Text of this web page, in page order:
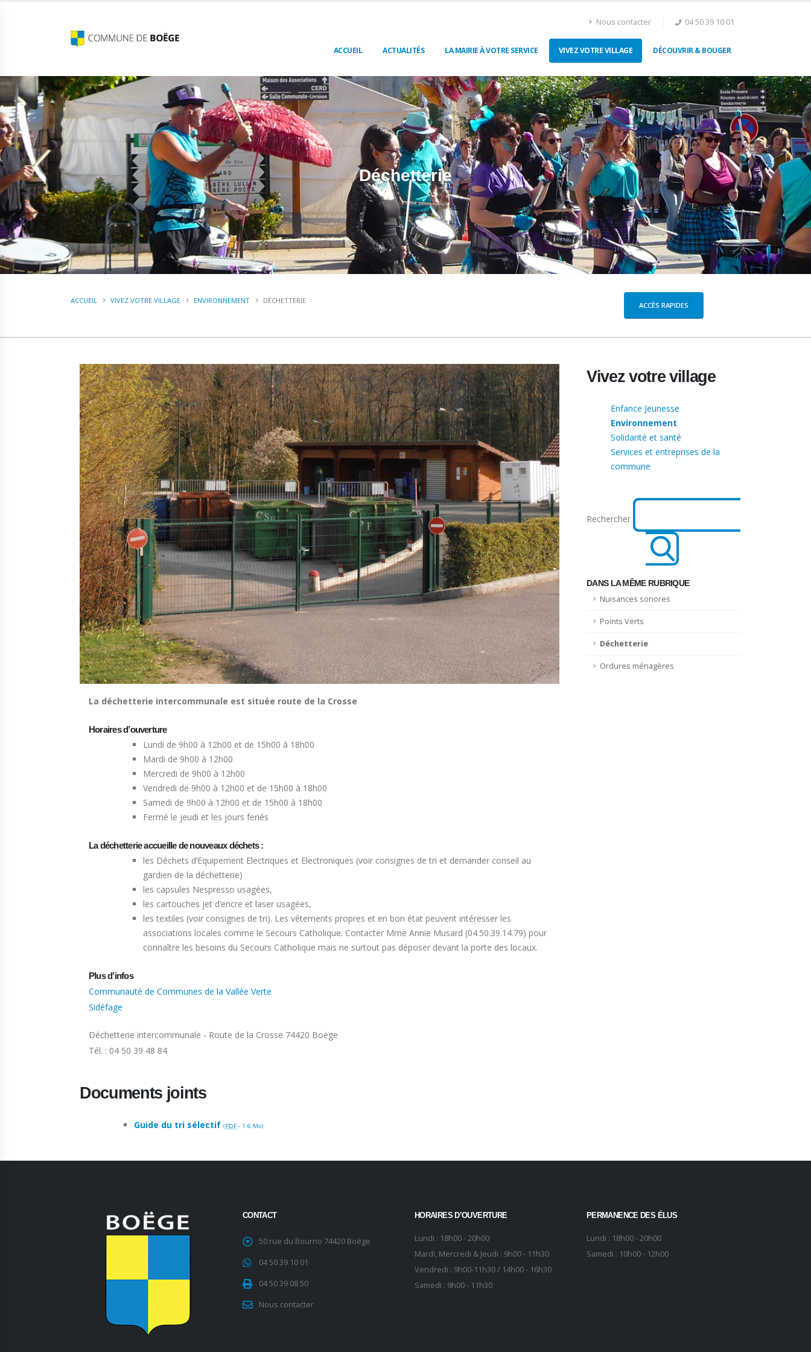
Nous contacter 04 50 39 10 01
ACCUEIL ACTUALITÉS LA MAIRIE À VOTRE SERVICE VIVEZ VOTRE VILLAGE DÉCOUVRIR & BOUGER
Déchetterie
ACCUEIL VIVEZ VOTRE VILLAGE ENVIRONNEMENT DÉCHETTERIE
ACCÈS RAPIDES
La déchetterie intercommunale est située route de la Crosse
Horaires d’ouverture
Lundi de 9h00 à 12h00 et de 15h00 à 18h00
Mardi de 9h00 à 12h00
Mercredi de 9h00 à 12h00
Vendredi de 9h00 à 12h00 et de 15h00 à 18h00
Samedi de 9h00 à 12h00 et de 15h00 à 18h00
Fermé le jeudi et les jours feriés
La déchetterie accueille de nouveaux déchets :
les Déchets d’Equipement Electriques et Electroniques (voir consignes de tri et demander conseil au
gardien de la déchetterie)
les capsules Nespresso usagées,
les cartouches jet d’encre et laser usagées,
les textiles (voir consignes de tri). Les vêtements propres et en bon état peuvent intéresser les
associations locales comme le Secours Catholique. Contacter Mme Annie Musard (04.50.39.14.79) pour
connaître les besoins du Secours Catholique mais ne surtout pas déposer devant la porte des locaux.
Plus d’infos
Communauté de Communes de la Vallée Verte
Sidéfage
Déchetterie intercommunale - Route de la Crosse 74420 Boëge
Tél. : 04 50 39 48 84
Documents joints
Guide du tri sélectif (PDF - 1.6 Mo)
Vivez votre village
Enfance Jeunesse
Environnement
Solidarité et santé
Services et entreprises de la
commune
Rechercher
DANS LA MÊME RUBRIQUE
Nuisances sonores
Points Verts
Déchetterie
Ordures ménagères
CONTACT
50 rue du Bourno 74420 Boëge
04 50 39 10 01
04 50 39 08 50
Nous contacter
HORAIRES D’OUVERTURE
Lundi : 18h00 - 20h00
Mardi, Mercredi & Jeudi : 9h00 - 11h30
Vendredi : 9h00-11h30 / 14h00 - 16h30
Samedi : 9h00 - 11h30
PERMANENCE DES ÉLUS
Lundi : 18h00 - 20h00
Samedi : 10h00 - 12h00